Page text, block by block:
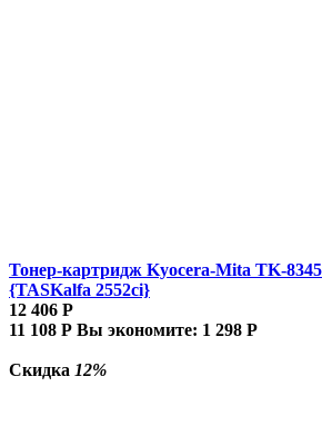
Тонер-картридж Kyocera-Mita TK-
{TASKalfa 2552ci}
12 406 Р
11 108 Р Вы экономите: 1 298 Р
Скидка 12%